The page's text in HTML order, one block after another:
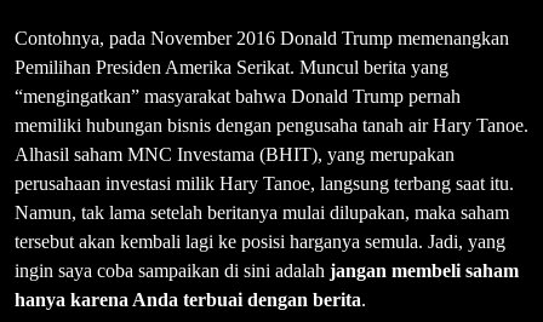
Contohnya, pada November 2016 Donald Trump memenangkan
Pemilihan Presiden Amerika Serikat. Muncul berita yang
“mengingatkan” masyarakat bahwa Donald Trump pernah
memiliki hubungan bisnis dengan pengusaha tanah air Hary Tanoe.
Alhasil saham MNC Investama (BHIT), yang merupakan
perusahaan investasi milik Hary Tanoe, langsung terbang saat itu.
Namun, tak lama setelah beritanya mulai dilupakan, maka saham
tersebut akan kembali lagi ke posisi harganya semula. Jadi, yang
ingin saya coba sampaikan di sini adalah jangan membeli saham
hanya karena Anda terbuai dengan berita.